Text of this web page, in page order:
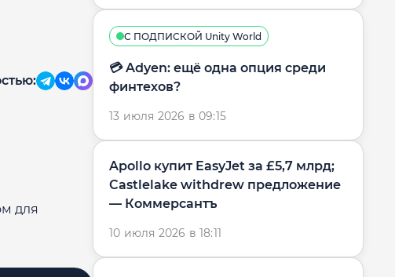
для
С ПОДПИСКОЙ Unity World
💳 Adyen: ещё одна опция среди
финтехов?
13 июля 2026 в 09:15
Apollo купит EasyJet за £5,7 млрд;
Castlelake withdrew предложение
— Коммерсантъ
10 июля 2026 в 18:11